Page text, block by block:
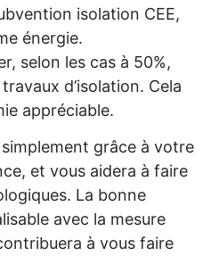
isolation CEE,
énergie.
selon les cas à 50%,
d’isolation. Cela
appréciable.
grâce à votre
et vous aidera à faire
La bonne
avec la mesure
à vous faire